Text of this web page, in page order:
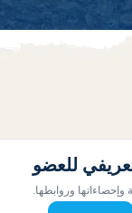
للعضو
وروابطها.